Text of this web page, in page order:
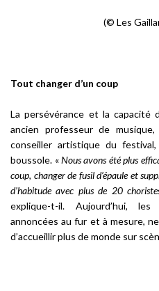
(© Les
Tout changer d’un coup
La persévérance et la capacité
ancien professeur de
conseiller artistique du
boussole. «Nous avons été plus
coup, changer de fusil d’épaule et
d’habitude avec plus de 20
explique-t-il. Aujourd’hui,
annoncées au fur et à mesure,
d’accueillir plus de monde sur